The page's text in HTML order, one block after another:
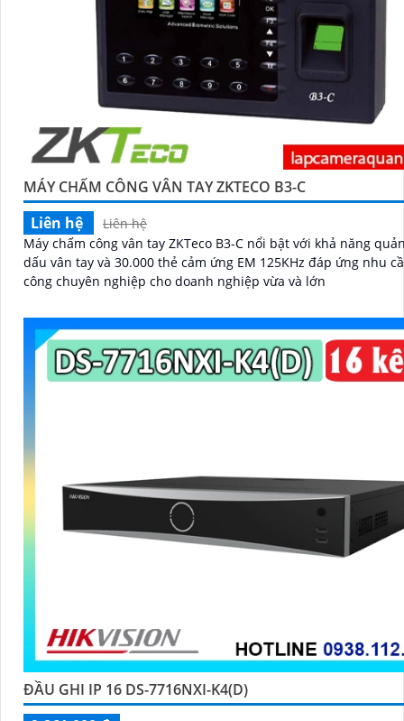
MÁY CHẤM CÔNG VÂN TAY ZKTECO B3-C
Liên hệ
Liên hệ
Máy chấm công vân tay ZKTeco B3-C nổi bật với khả năng
dấu vân tay và 30.000 thẻ cảm ứng EM 125KHz đáp ứng nhu
công chuyên nghiệp cho doanh nghiệp vừa và lớn
ĐẦU GHI IP 16 DS-7716NXI-K4(D)